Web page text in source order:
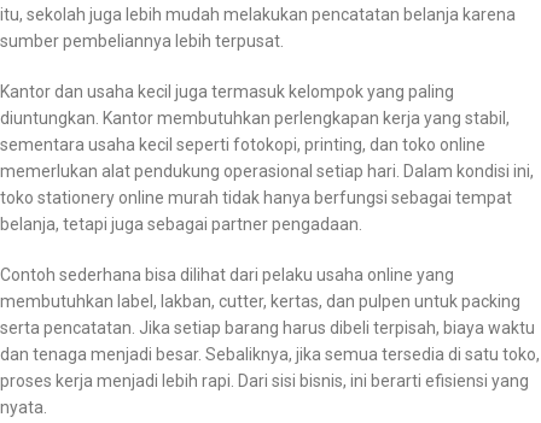
itu, sekolah juga lebih mudah melakukan pencatatan belanja karena
sumber pembeliannya lebih terpusat.
Kantor dan usaha kecil juga termasuk kelompok yang paling
diuntungkan. Kantor membutuhkan perlengkapan kerja yang stabil,
sementara usaha kecil seperti fotokopi, printing, dan toko online
memerlukan alat pendukung operasional setiap hari. Dalam kondisi ini,
toko stationery online murah tidak hanya berfungsi sebagai tempat
belanja, tetapi juga sebagai partner pengadaan.
Contoh sederhana bisa dilihat dari pelaku usaha online yang
membutuhkan label, lakban, cutter, kertas, dan pulpen untuk packing
serta pencatatan. Jika setiap barang harus dibeli terpisah, biaya waktu
dan tenaga menjadi besar. Sebaliknya, jika semua tersedia di satu toko,
proses kerja menjadi lebih rapi. Dari sisi bisnis, ini berarti efisiensi yang
nyata.